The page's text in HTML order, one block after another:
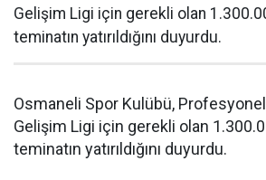
Gelişim Ligi için gerekli olan
teminatın yatırıldığını duyurdu.
Osmaneli Spor Kulübü,
Gelişim Ligi için gerekli olan
teminatın yatırıldığını duyurdu.